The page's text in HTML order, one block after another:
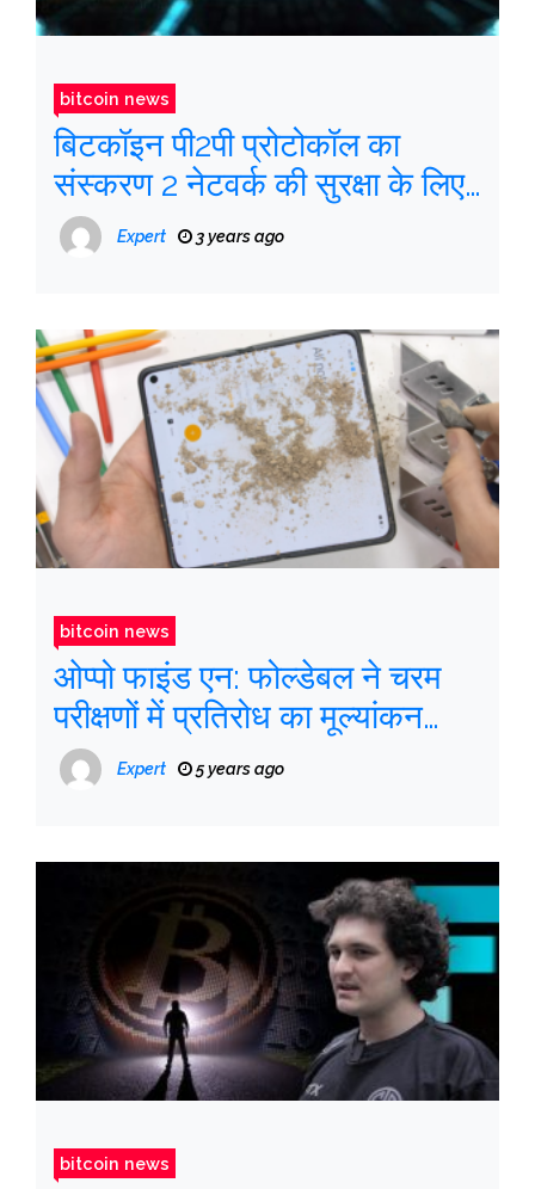
bitcoin news
बिटकॉइन पी2पी प्रोटोकॉल का
संस्करण 2 नेटवर्क की सुरक्षा के लिए
संदेशों को एन्क्रिप्ट करता है
Expert 3 years ago
bitcoin news
ओप्पो फाइंड एन: फोल्डेबल ने चरम
परीक्षणों में प्रतिरोध का मूल्यांकन
किया हैExpert 5 years ago
bitcoin news